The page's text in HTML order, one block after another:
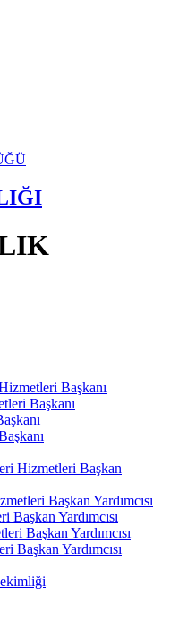
Başkanı
Başkanı
Hizmetleri Başkan
Başkan Yardımcısı
Başkan Yardımcısı
Başkan Yardımcısı
Başkan Yardımcısı